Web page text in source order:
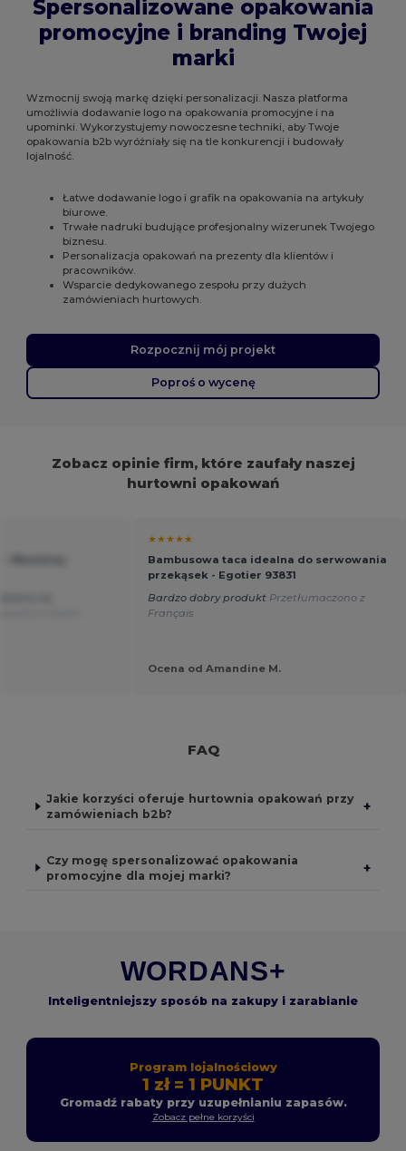
Spersonalizowane opakowania
promocyjne i branding Twojej
marki
Wzmocnij swoją markę dzięki personalizacji. Nasza platforma
umożliwia dodawanie logo na opakowania promocyjne i na
upominki. Wykorzystujemy nowoczesne techniki, aby Twoje
opakowania b2b wyróżniały się na tle konkurencji i budowały
lojalność.
Łatwe dodawanie logo i grafik na opakowania na artykuły
biurowe.
Trwałe nadruki budujące profesjonalny wizerunek Twojego
biznesu.
Personalizacja opakowań na prezenty dla klientów i
pracowników.
Wsparcie dedykowanego zespołu przy dużych
zamówieniach hurtowych.
Rozpocznij mój projekt
Poproś o wycenę
Zobacz opinie firm, które zaufały naszej
hurtowni opakowań
★★★★★
Bambusowa taca idealna do serwowania
przekąsek - Egotier 93831
Bardzo dobry produkt Przetłumaczono z
Français
Ocena od Amandine M.
FAQ
Jakie korzyści oferuje hurtownia opakowań przy
zamówieniach b2b?
+
Czy mogę spersonalizować opakowania
promocyjne dla mojej marki?
+
WORDANS+
Inteligentniejszy sposób na zakupy i zarabianie
Program lojalnościowy
1 zł = 1 PUNKT
Gromadź rabaty przy uzupełnianiu zapasów.
Zobacz pełne korzyści